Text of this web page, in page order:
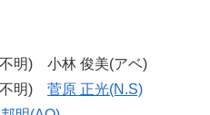
明) 小林 俊美(アベ)
明) 菅原 正光(N.S)